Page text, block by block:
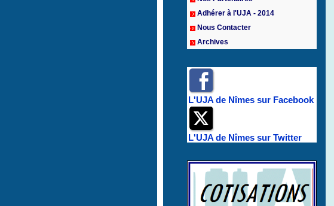
Adhérer à l'UJA - 2014
Nous Contacter
Archives
L'UJA de Nîmes sur Facebook
L'UJA de Nîmes sur Twitter